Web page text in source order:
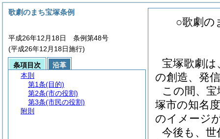
○歌劇の
宝塚歌劇は
の創造、発
この間、
塚市の知名
のイメージ
今後も、
歌劇のまち宝塚条例
平成26年12月18日 条例第48号
(平成26年12月18日施行)
条項目次
沿革
本則
第1条(目的)
第2条(市の役割)
第3条(市民の役割)
附則